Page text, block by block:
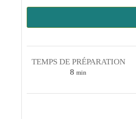
TEMPS DE PRÉPARATION
8 minutes
min